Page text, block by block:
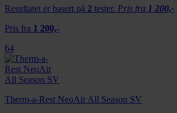
Resultatet er basert på 2 tester. Pris fra 1 200,-
Pris fra 1 200,-
64
Therm-a-Rest NeoAir All Season SV